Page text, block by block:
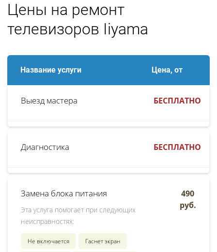
Цены на ремонт
телевизоров Iiyama
Название услуги Цена, от
Выезд мастера БЕСПЛАТНО
Диагностика БЕСПЛАТНО
Замена блока питания
Эта услуга помогает при следующих
неисправностях:
Не включается Гаснет экран
490
руб.